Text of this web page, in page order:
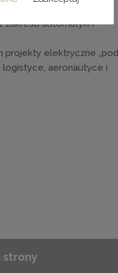
ekipę monterów
zakresu automatyki i
projekty elektryczne „pod
logistyce, aeronautyce i
strony